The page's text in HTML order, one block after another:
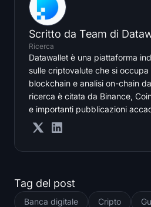
Scritto da Team di
Ricerca
Datawallet è una piattaforma
sulle criptovalute che si
blockchain e analisi on-chain
ricerca è citata da Binance,
e importanti pubblicazioni
Tag del post
Banca digitale Cripto